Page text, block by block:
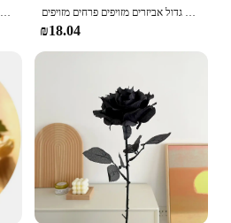
60 ס "מ פרחים שזיף מלאכותי ארוך פרחים צמות חורף גן עציצים חתונה סצנה עטור הבית זר קישוט זר חתונה פוני מלאכותי מסיבת חתונה קישוט פרח גדול אביזרים מזויפים פרחים מזויפים
₪18.04